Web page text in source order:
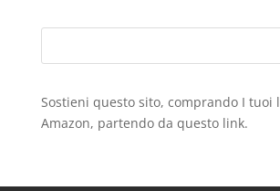
Sostieni questo sito, comprando I tuoi
Amazon, partendo da questo link.